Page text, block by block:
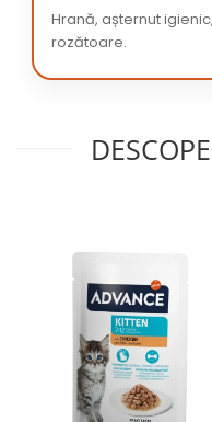
Hrană, așternut
rozătoare.